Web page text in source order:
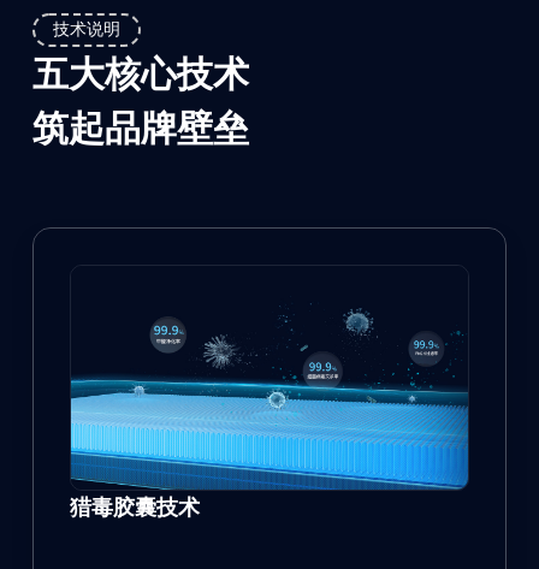
技术说明
五大核心技术
筑起品牌壁垒
猎毒胶囊技术